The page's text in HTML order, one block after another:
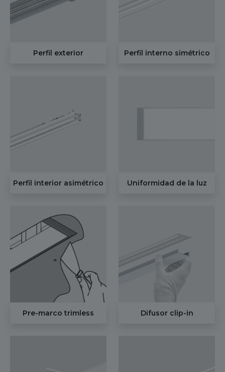
Perfil exterior Perfil interno simétrico
Perfil interior asimétrico Uniformidad de la luz
Pre-marco trimless Difusor clip-in